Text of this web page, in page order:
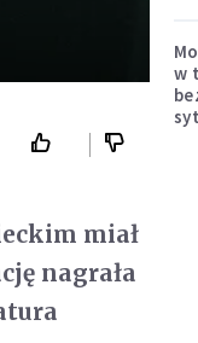
miał
nagrała
w